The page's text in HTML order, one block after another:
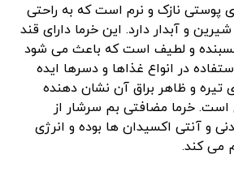
پوستی نازک و نرم است که به راحتی
و آبدار دارد. این خرما دارای قند
چسبنده و لطیف است که باعث می شود
در انواع غذاها و دسرها ایده
تیره و ظاهر براق آن نشان دهنده
خرما مضافتی بم سرشار از
و آنتی اکسیدان ها بوده و انرژی
می کند.